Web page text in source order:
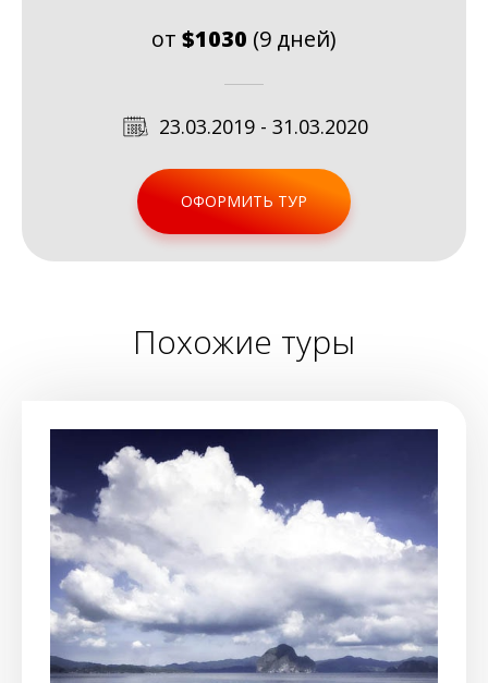
от $1030 (9 дней)
23.03.2019 - 31.03.2020
ОФОРМИТЬ ТУР
Похожие туры